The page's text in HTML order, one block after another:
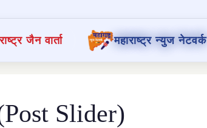
जैन वार्ता महाराष्ट्र न्युज नेटवर्क
Slider)